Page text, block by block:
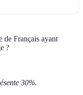
de Français ayant
?
30%.